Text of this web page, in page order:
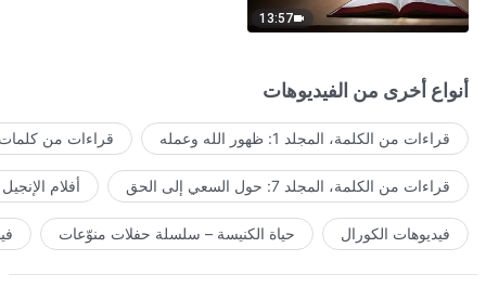
13:57
أنواع أخرى من الفيديوهات
قراءات من الكلمة، المجلد 1: ظهور الله وعمله قراءات من كلمات
قراءات من الكلمة، المجلد 7: حول السعي إلى الحق أفلام الإنجيل
فيديوهات الكورال حياة الكنيسة – سلسلة حفلات منوّعات